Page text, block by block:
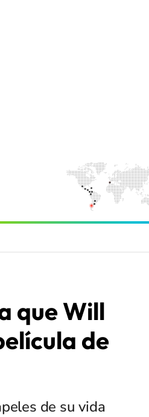
que Will
de
de su vida